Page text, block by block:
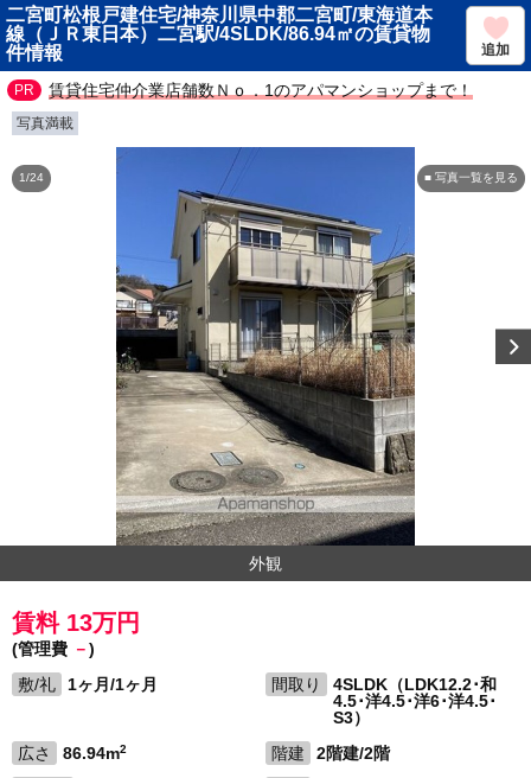
二宮町松根戸建住宅/神奈川県中郡二宮町/東海道本
線（ＪＲ東日本）二宮駅/4SLDK/86.94㎡の賃貸物
件情報
追加
賃貸住宅仲介業店舗数Ｎｏ．1のアパマンショップまで！
写真満載
■ 写真一覧を見る
1/24
外観
賃料 13万円
(管理費 －)
敷/礼
1ヶ月/1ヶ月 間取り
4SLDK（LDK12.2･和
4.5･洋4.5･洋6･洋4.5･
S3）
広さ
86.94m2 階建
2階建/2階